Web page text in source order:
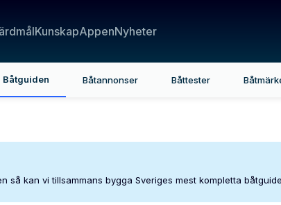
KunskapAppenNyheter
Båtguiden Båtannonser Båttester
så kan vi tillsammans bygga Sveriges mest kompletta